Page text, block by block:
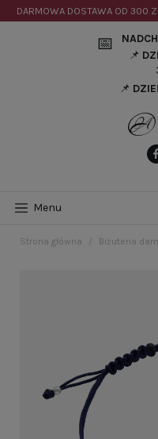
DARMOWA DOSTAWA OD 300
📅
📌
📌
Menu
Strona główna Biżuteria